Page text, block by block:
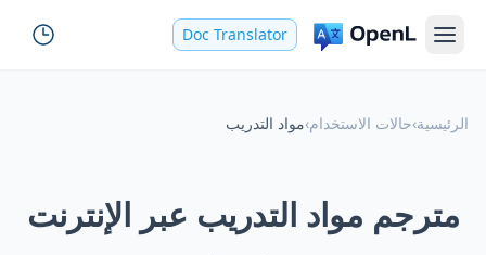
Doc Translator
الرئيسية›حالات الاستخدام›مواد التدريب
مترجم مواد التدريب عبر الإنترنت